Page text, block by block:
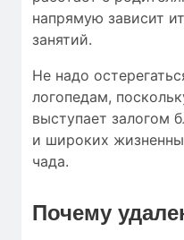
напрямую зависит
занятий.
Не надо
логопедам,
выступает залогом
и широких
чада.
Почему